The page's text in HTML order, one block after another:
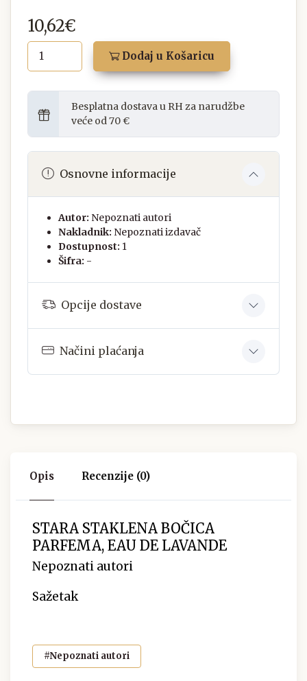
10,62€
Dodaj u Košaricu
Besplatna dostava u RH za narudžbe
veće od 70 €
Osnovne informacije
Autor: Nepoznati autori
Nakladnik: Nepoznati izdavač
Dostupnost: 1
Šifra: -
Opcije dostave
Načini plaćanja
Opis Recenzije (0)
STARA STAKLENA BOČICA
PARFEMA, EAU DE LAVANDE
Nepoznati autori
Sažetak
#Nepoznati autori